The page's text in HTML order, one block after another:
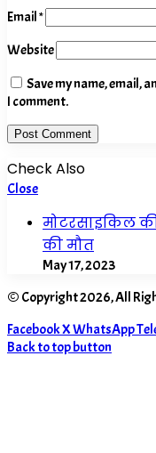
Email*
Website
Save my name, email,
I comment.
Check Also
Close
मोटरसाइकिल
की मौत
May 17, 2023
© Copyright 2026, All
FacebookXWhatsApp
Back to top button